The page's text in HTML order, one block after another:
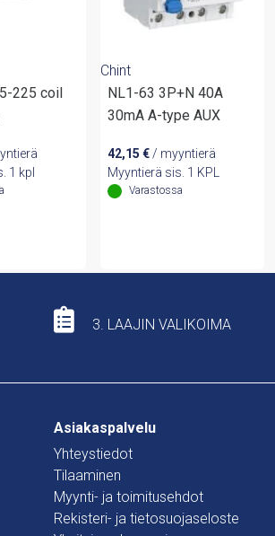
225 coil
1 kpl
Chint
NL1-63 3P+N 40A
30mA A-type AUX
42,15€ / myyntierä
Myyntierä sis. 1 KPL
Varastossa
3. LAAJIN VALIKOIMA
Asiakaspalvelu
Yhteystiedot
Tilaaminen
Myynti- ja toimitusehdot
Rekisteri- ja tietosuojaseloste